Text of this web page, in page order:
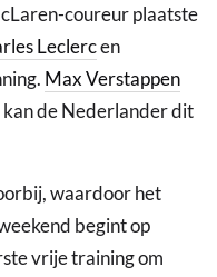
coureur plaatste
Leclercen
Max Verstappen
de Nederlander dit
waardoor het
begint op
vrije training om